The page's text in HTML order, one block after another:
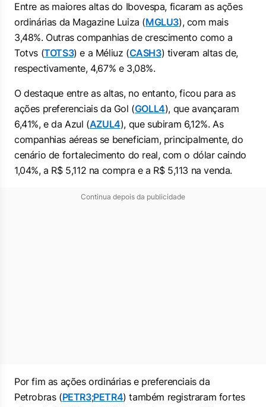
Entre as maiores altas do Ibovespa, ficaram as ações
ordinárias da Magazine Luiza (MGLU3), com mais
3,48%. Outras companhias de crescimento como a
Totvs (TOTS3) e a Méliuz (CASH3) tiveram altas de,
respectivamente, 4,67% e 3,08%.
O destaque entre as altas, no entanto, ficou para as
ações preferenciais da Gol (GOLL4), que avançaram
6,41%, e da Azul (AZUL4), que subiram 6,12%. As
companhias aéreas se beneficiam, principalmente, do
cenário de fortalecimento do real, com o dólar caindo
1,04%, a R$ 5,112 na compra e a R$ 5,113 na venda.
Continua depois da publicidade
Por fim as ações ordinárias e preferenciais da
Petrobras (PETR3;PETR4) também registraram fortes